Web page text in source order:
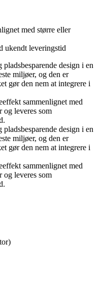
med større eller
ukendt leveringstid
design i en
miljøer, og den er
gør den nem at integrere i
sammenlignet med
og leveres som
design i en
miljøer, og den er
gør den nem at integrere i
sammenlignet med
og leveres som